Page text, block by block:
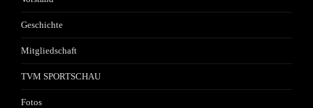
Geschichte
Mitgliedschaft
TVM SPORTSCHAU
Fotos